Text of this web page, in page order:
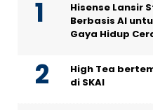
Hisense Lansir
Berbasis AI
Gaya Hidup
High Tea
di SKAI